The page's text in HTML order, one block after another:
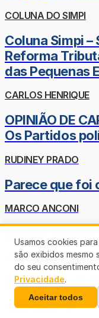
COLUNA DO SIMPI
Coluna Simpi –
Reforma
das Pequenas
CARLOS HENRIQUE
OPINIÃO DE
Os Partidos
RUDINEY PRADO
Parece que foi
MARCO ANCONI
GEOVANI BERNO
Morreram JÔ
ASSIS CANUTO
Usamos cookies
são exibidos
do seu
Privacidade.
Aceitar todos